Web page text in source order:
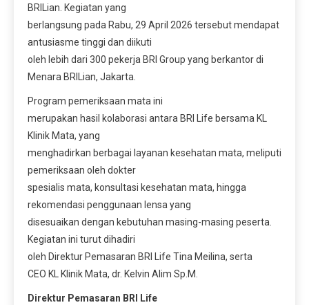
BRILian. Kegiatan yang
berlangsung pada Rabu, 29 April 2026 tersebut mendapat
antusiasme tinggi dan diikuti
oleh lebih dari 300 pekerja BRI Group yang berkantor di
Menara BRILian, Jakarta.
Program pemeriksaan mata ini
merupakan hasil kolaborasi antara BRI Life bersama KL
Klinik Mata, yang
menghadirkan berbagai layanan kesehatan mata, meliputi
pemeriksaan oleh dokter
spesialis mata, konsultasi kesehatan mata, hingga
rekomendasi penggunaan lensa yang
disesuaikan dengan kebutuhan masing-masing peserta.
Kegiatan ini turut dihadiri
oleh Direktur Pemasaran BRI Life Tina Meilina, serta
CEO KL Klinik Mata, dr. Kelvin Alim Sp.M.
Direktur Pemasaran BRI Life